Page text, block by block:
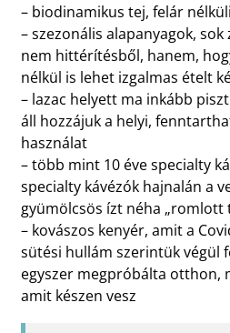
– biodinamikus tej, felár
– szezonális alapanyagok, sok
nem hittérítésből, hanem,
nélkül is lehet izgalmas ételt
– lazac helyett ma inkább
áll hozzájuk a helyi,
használat
– több mint 10 éve specialty
specialty kávézók hajnalán a
gyümölcsös ízt néha „romlott
– kovászos kenyér, amit a
sütési hullám szerintük végül
egyszer megpróbálta otthon,
amit készen vesz